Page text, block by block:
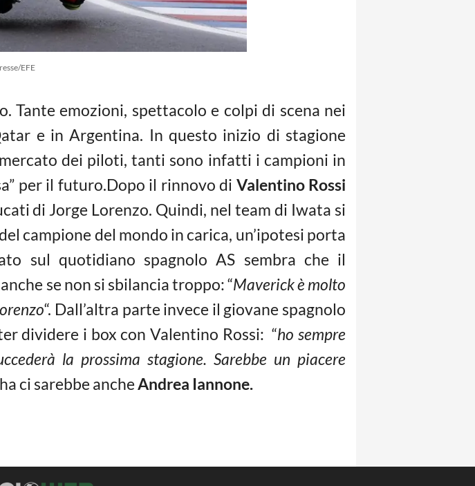
EFE
Tante emozioni, spettacolo e colpi di scena nei
e in Argentina. In questo inizio di stagione
dei piloti, tanti sono infatti i campioni in
per il futuro.Dopo il rinnovo di Valentino Rossi
di Jorge Lorenzo. Quindi, nel team di Iwata si
campione del mondo in carica, un’ipotesi porta
sul quotidiano spagnolo AS sembra che il
se non si sbilancia troppo: “Maverick è molto
“. Dall’altra parte invece il giovane spagnolo
dividere i box con Valentino Rossi: “ho sempre
la prossima stagione. Sarebbe un piacere
ci sarebbe ancheAndrea Iannone.